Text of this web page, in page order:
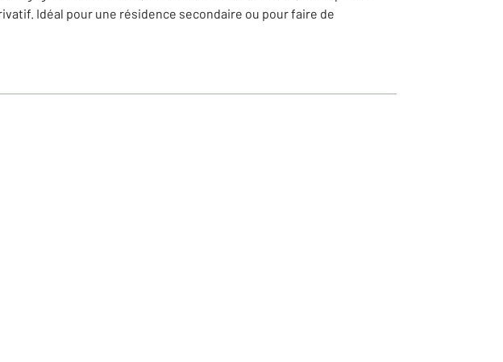
Idéal pour une résidence secondaire ou pour faire de